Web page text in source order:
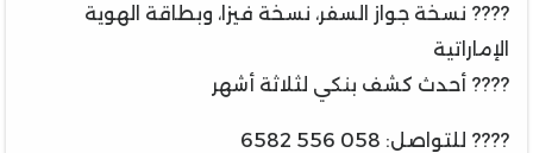
???? نسخة جواز السفر، نسخة فيزا، وبطاقة الهوية
الإماراتية
???? أحدث كشف بنكي لثلاثة أشهر
???? للتواصل: 058 556 6582